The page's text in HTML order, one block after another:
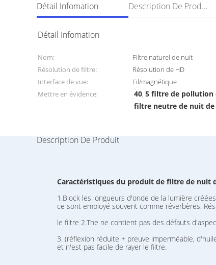
Détail Infomation Description De Produit
Détail Infomation
Nom: Filtre naturel de nuit
Résolution de filtre:
Résolution de HD
Interface de vue:
Fil/magnétique
Mettre en évidence:
40,5 filtre de pollution
filtre neutre de nuit de
Description De Produit
Caractéristiques du produit de filtre de nuit
1.Block les longueurs d'onde de la lumière
ce sont employé souvent comme réverbères.
le filtre 2.The ne contient pas des défauts
3. (réflexion réduite + preuve imperméable,
et n'est pas facile de rayer le filtre.